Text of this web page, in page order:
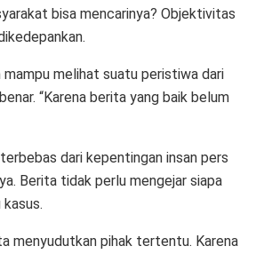
bisa mencarinya? Objektivitas
mampu melihat suatu peristiwa dari
“Karena berita yang baik belum
dari kepentingan insan pers
Berita tidak perlu mengejar siapa
menyudutkan pihak tertentu. Karena